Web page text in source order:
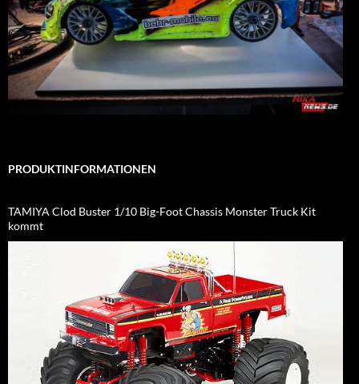
PRODUKTINFORMATIONEN
TAMIYA Clod Buster 1/10 Big-Foot Chassis Monster Truck Kit
kommt